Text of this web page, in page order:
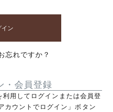
イン
忘れですか？
・会員登録
用してログインまたは会員登
カウントでログイン」ボタン